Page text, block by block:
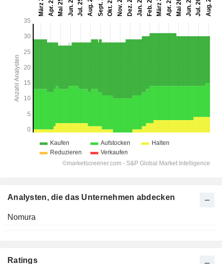
Analysten, die das Unternehmen abdecken
Nomura
Ratings